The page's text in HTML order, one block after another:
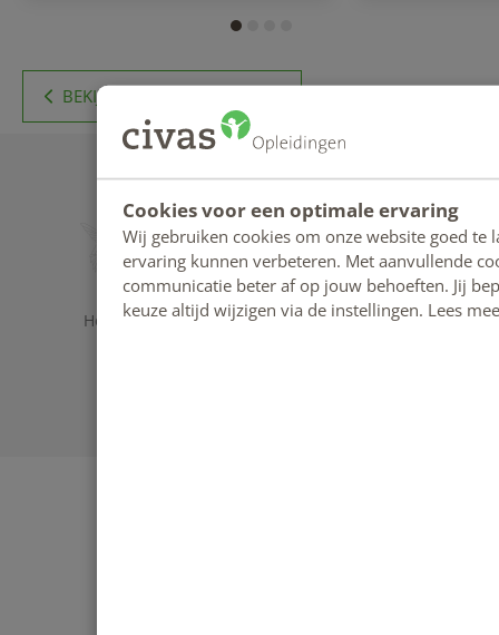
Cookies voor een optimale ervaring
Wij gebruiken cookies om onze website goed
ervaring kunnen verbeteren. Met aanvullende
communicatie beter af op jouw behoeften. Jij
keuze altijd wijzigen via de instellingen. Lees
BEKIJK ALLE BLOGBERICHTEN
Home - Privacybeleid - Disclaimer - Reviews